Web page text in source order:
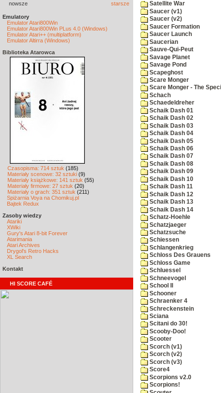
nowsze starsze
Emulatory
Emulator Atari800Win
Emulator Atari800Win PLus 4.0 (Windows)
Emulator Atari++ (multiplatform)
Emulator Altirra (Windows)
Biblioteka Atarowca
Czasopisma: 714 sztuk (185)
Materiały scenowe: 32 sztuki (9)
Materiały książkowe: 141 sztuk (55)
Materiały firmowe: 27 sztuk (20)
Materiały o grach: 351 sztuk (211)
Spiżarnia Voya na Chomikuj.pl
Bajtek Redux
Zasoby wiedzy
Atariki
XWiki
Gury's Atari 8-bit Forever
Atarimania
Atari Archives
Drygol's Retro Hacks
XL Search
Kontakt
HI SCORE CAFÉ
Satellite War
Saucer (v1)
Saucer (v2)
Saucer Formation
Saucer Launch
Saucerian
Sauve-Qui-Peut
Savage Planet
Savage Pond
Scapeghost
Scare Monger
Scare Monger - The
Schach
Schaedeldreher
Schaik Dash 01
Schaik Dash 02
Schaik Dash 03
Schaik Dash 04
Schaik Dash 05
Schaik Dash 06
Schaik Dash 07
Schaik Dash 08
Schaik Dash 09
Schaik Dash 10
Schaik Dash 11
Schaik Dash 12
Schaik Dash 13
Schaik Dash 14
Schatz-Hoehle
Schatzjaeger
Schatzsuche
Schiessen
Schlangenkrieg
Schloss Des Grauens
Schloss Game
Schluessel
Schneevogel
School II
Schooner
Schraenker 4
Schreckenstein
Sciana
Scitani do 30!
Scooby-Doo!
Scooter
Scorch (v1)
Scorch (v2)
Scorch (v3)
Score4
Scorpions v2.0
Scorpions!